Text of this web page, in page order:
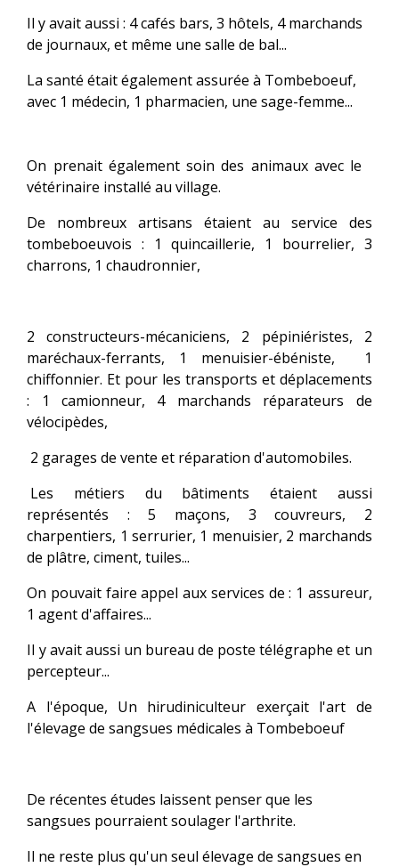
Il y avait aussi : 4 cafés bars, 3 hôtels, 4 marchands
de journaux, et même une salle de bal...
La santé était également assurée à Tombeboeuf,
avec 1 médecin, 1 pharmacien, une sage-femme...
On prenait également soin des animaux avec le
vétérinaire installé au village.
De nombreux artisans étaient au service des
tombeboeuvois : 1 quincaillerie, 1 bourrelier, 3
charrons, 1 chaudronnier,
2 constructeurs-mécaniciens, 2 pépiniéristes, 2
maréchaux-ferrants, 1 menuisier-ébéniste, 1
chiffonnier. Et pour les transports et déplacements
: 1 camionneur, 4 marchands réparateurs de
vélocipèdes,
2 garages de vente et réparation d'automobiles.
Les métiers du bâtiments étaient aussi
représentés : 5 maçons, 3 couvreurs, 2
charpentiers, 1 serrurier, 1 menuisier, 2 marchands
de plâtre, ciment, tuiles...
On pouvait faire appel aux services de : 1 assureur,
1 agent d'affaires...
Il y avait aussi un bureau de poste télégraphe et un
percepteur...
A l'époque, Un hirudiniculteur exerçait l'art de
l'élevage de sangsues médicales à Tombeboeuf
De récentes études laissent penser que les
sangsues pourraient soulager l'arthrite.
Il ne reste plus qu'un seul élevage de sangsues en